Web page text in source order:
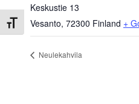
Toggle Font size
Keskustie 13
Vesanto, 72300 Finland +
Neulekahvila